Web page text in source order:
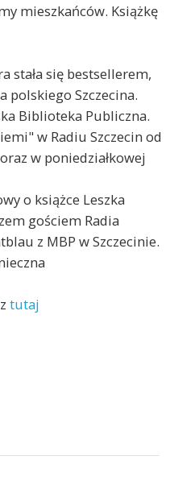
mieszkańców. Książkę
stała się bestsellerem,
polskiego Szczecina.
Biblioteka Publiczna.
w Radiu Szczecin od
w poniedziałkowej
o książce Leszka
gościem Radia
z MBP w Szczecinie.
tutaj